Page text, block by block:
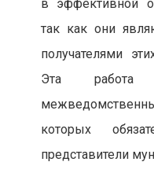
в эффективной
так как они
получателями
Эта работа
которых
представители